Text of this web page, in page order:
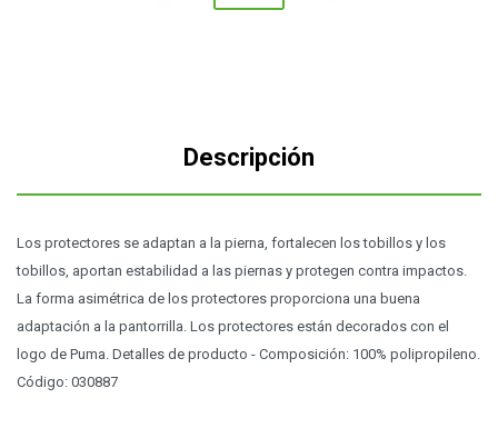
Descripción
Los protectores se adaptan a la pierna, fortalecen los tobillos y los
tobillos, aportan estabilidad a las piernas y protegen contra impactos.
La forma asimétrica de los protectores proporciona una buena
adaptación a la pantorrilla. Los protectores están decorados con el
logo de Puma. Detalles de producto - Composición: 100% polipropileno.
Código: 030887